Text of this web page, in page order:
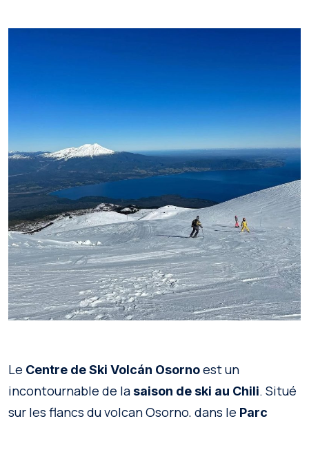
Le Centre de Ski Volcán Osornoest un
incontournable de lasaison de ski au Chili. Situé
sur les flancs du volcan Osorno, dans le Parc